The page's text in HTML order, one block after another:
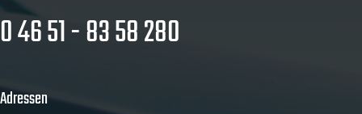
0 46 51 - 83 58 280
Adressen